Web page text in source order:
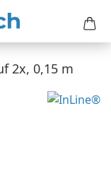
2x, 0,15 m